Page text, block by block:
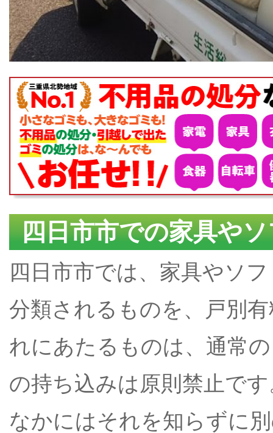
四日市市での家具や
四日市市では、家具やソ
分類されるものを、戸別
れにあたるものは、通常
の持ち込みは原則禁止で
なかにはそれを知らずに